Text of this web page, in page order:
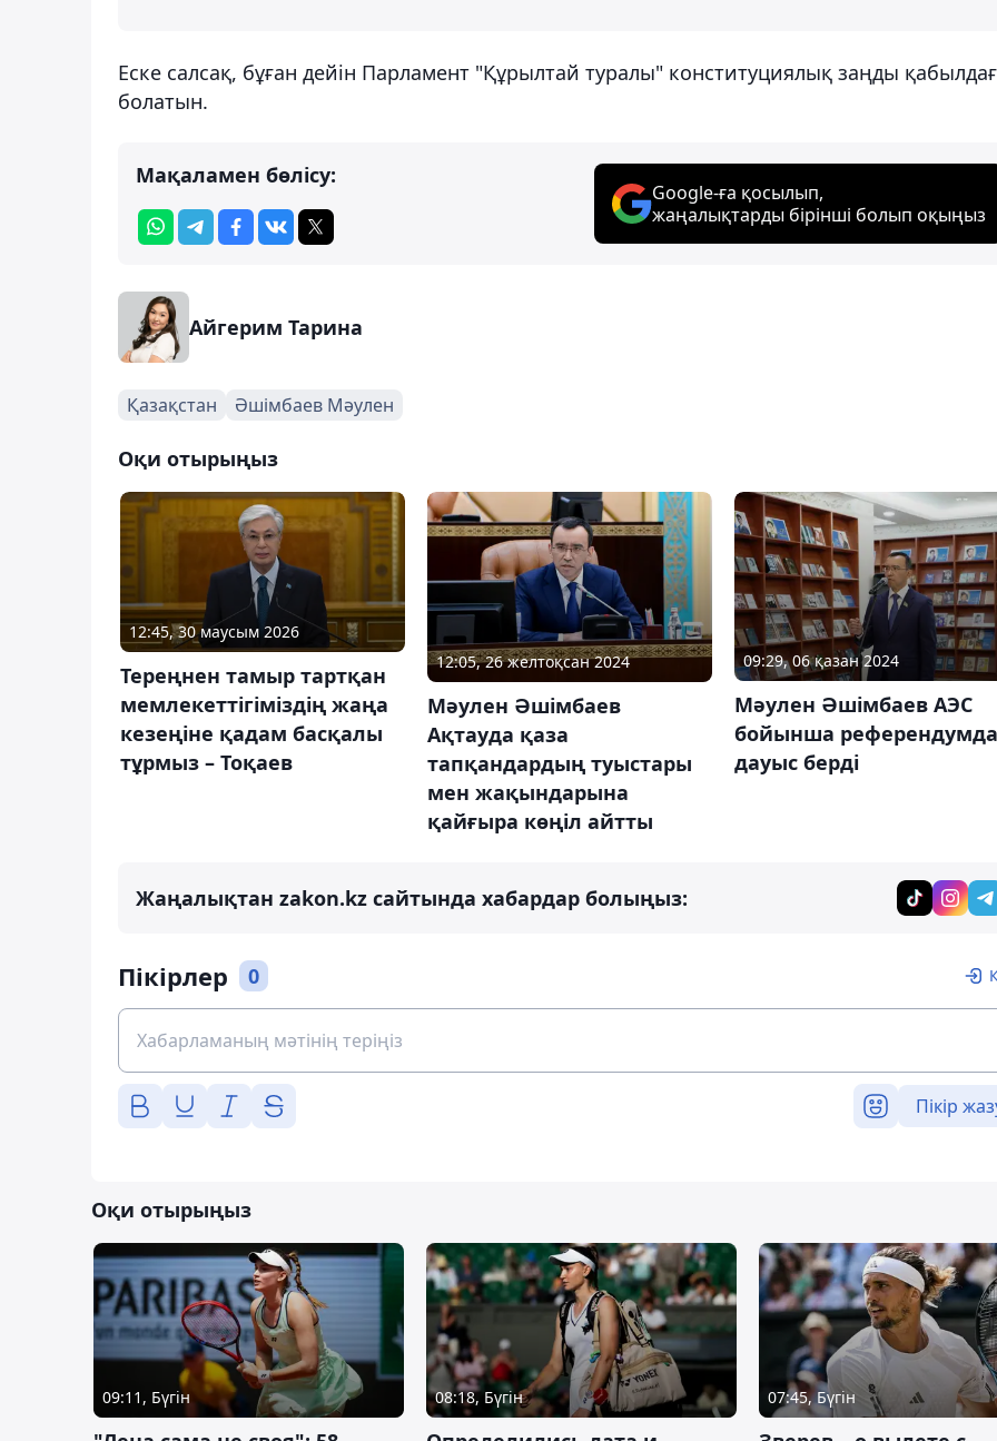
Еске салсақ, бұған дейін Парламент "Құрылтай туралы" конституциялық заңды
болатын.
Мақаламен бөлісу:
Google-ға қосылып,
жаңалықтарды бірінші болып оқыңыз
Айгерим Тарина
Қазақстан Әшімбаев Мәулен
Оқи отырыңыз
12:45, 30 маусым 2026
Тереңнен тамыр тартқан
мемлекеттігіміздің жаңа
кезеңіне қадам басқалы
тұрмыз – Тоқаев
12:05, 26 желтоқсан 2024
Мәулен Әшімбаев
Ақтауда қаза
тапқандардың туыстары
мен жақындарына
қайғыра көңіл айтты
09:29, 06 қазан 2024
Мәулен Әшімбаев АЭС
бойынша референдумда
дауыс берді
Жаңалықтан zakon.kz сайтында хабардар болыңыз:
Пікірлер 0
Пікір
Оқи отырыңыз
09:11, Бүгін 08:18, Бүгін 07:45, Бүгін